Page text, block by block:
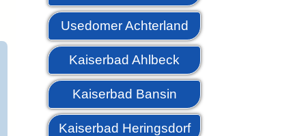
Usedomer Achterland
Kaiserbad Ahlbeck
Kaiserbad Bansin
Kaiserbad Heringsdorf